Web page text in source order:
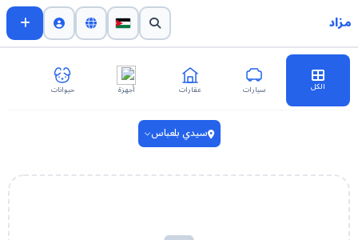
مزاد
الكل سيارات عقارات أجهزة حيوانات
سيدي بلعباس